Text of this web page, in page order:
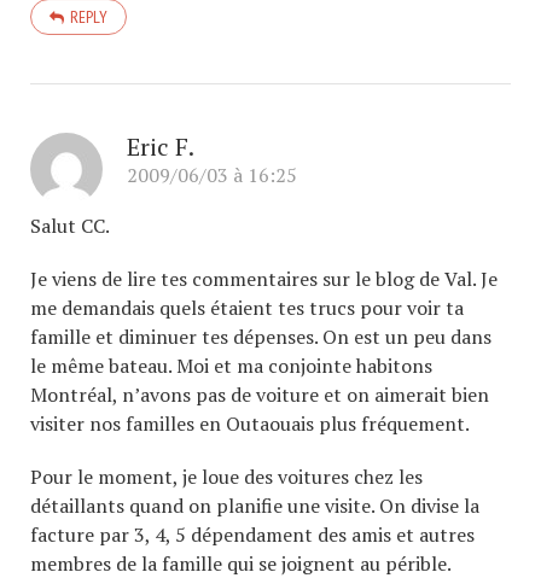
REPLY
Eric F.
2009/06/03 à 16:25
Salut CC.
Je viens de lire tes commentaires sur le blog de Val. Je
me demandais quels étaient tes trucs pour voir ta
famille et diminuer tes dépenses. On est un peu dans
le même bateau. Moi et ma conjointe habitons
Montréal, n’avons pas de voiture et on aimerait bien
visiter nos familles en Outaouais plus fréquement.
Pour le moment, je loue des voitures chez les
détaillants quand on planifie une visite. On divise la
facture par 3, 4, 5 dépendament des amis et autres
membres de la famille qui se joignent au périble.